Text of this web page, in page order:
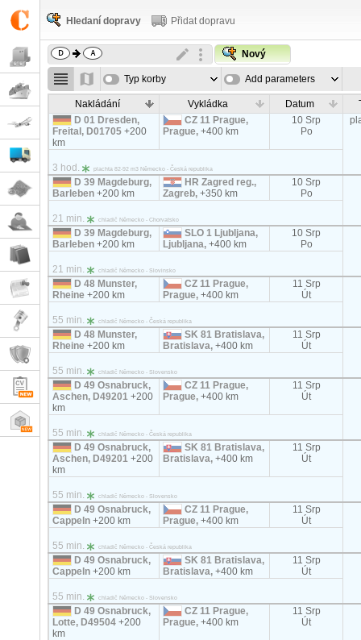
Hledaní dopravy Přidat dopravu
Nový
Typ korby Add parameters
Nakládání Vykládka Datum
D 01 Dresden,
Freital, D01705+200
km
CZ 11 Prague,
Prague,+400 km
10 Srp
Po
3 hod. plachta 82-92 m3 Německo - Česká republika
D 39 Magdeburg,
Barleben+200 km
HR Zagred reg.,
Zagreb,+350 km
10 Srp
Po
21 min. chladič Německo - Chorvatsko
D 39 Magdeburg,
Barleben+200 km
SLO 1 Ljubljana,
Ljubljana,+400 km
10 Srp
Po
21 min. chladič Německo - Slovinsko
D 48 Munster,
Rheine+200 km
CZ 11 Prague,
Prague,+400 km
11 Srp
Út
55 min. chladič Německo - Česká republika
D 48 Munster,
Rheine+200 km
SK 81 Bratislava,
Bratislava,+400 km
11 Srp
Út
55 min. chladič Německo - Slovensko
D 49 Osnabruck,
Aschen, D49201+200
km
CZ 11 Prague,
Prague,+400 km
11 Srp
Út
55 min. chladič Německo - Česká republika
D 49 Osnabruck,
Aschen, D49201+200
km
SK 81 Bratislava,
Bratislava,+400 km
11 Srp
Út
55 min. chladič Německo - Slovensko
D 49 Osnabruck,
Cappeln+200 km
CZ 11 Prague,
Prague,+400 km
11 Srp
Út
55 min. chladič Německo - Česká republika
D 49 Osnabruck,
Cappeln+200 km
SK 81 Bratislava,
Bratislava,+400 km
11 Srp
Út
55 min. chladič Německo - Slovensko
D 49 Osnabruck,
Lotte, D49504+200
km
CZ 11 Prague,
Prague,+400 km
11 Srp
Út